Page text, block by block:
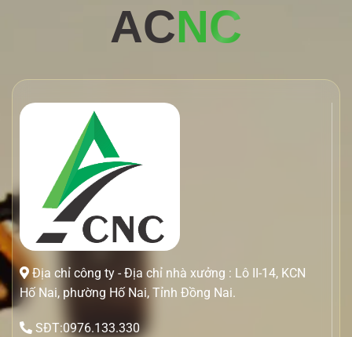
ACNC
Địa chỉ công ty - Địa chỉ nhà xưởng : Lô II-14, KCN
Hố Nai, phường Hố Nai, Tỉnh Đồng Nai.
SĐT:0976.133.330